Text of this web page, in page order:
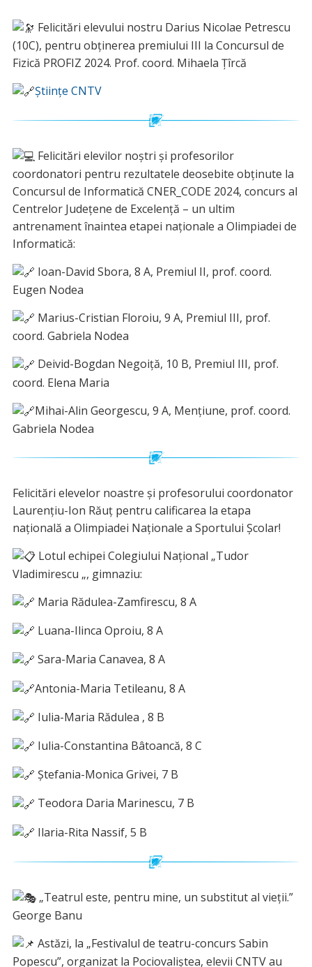
Felicitări elevului nostru Darius Nicolae Petrescu
(10C), pentru obținerea premiului III la Concursul de
Fizică PROFIZ 2024. Prof. coord. Mihaela Țîrcă
Științe CNTV
Felicitări elevilor noștri și profesorilor
coordonatori pentru rezultatele deosebite obținute la
Concursul de Informatică CNER_CODE 2024, concurs al
Centrelor Judeţene de Excelenţă – un ultim
antrenament înaintea etapei naţionale a Olimpiadei de
Informatică:
Ioan-David Sbora, 8 A, Premiul II, prof. coord.
Eugen Nodea
Marius-Cristian Floroiu, 9 A, Premiul III, prof.
coord. Gabriela Nodea
Deivid-Bogdan Negoiță, 10 B, Premiul III, prof.
coord. Elena Maria
Mihai-Alin Georgescu, 9 A, Mențiune, prof. coord.
Gabriela Nodea
Felicitări elevelor noastre și profesorului coordonator
Laurențiu-Ion Răuț pentru calificarea la etapa
națională a Olimpiadei Naționale a Sportului Școlar!
Lotul echipei Colegiului Național „Tudor
Vladimirescu „, gimnaziu:
Maria Rădulea-Zamfirescu, 8 A
Luana-Ilinca Oproiu, 8 A
Sara-Maria Canavea, 8 A
Antonia-Maria Tetileanu, 8 A
Iulia-Maria Rădulea , 8 B
Iulia-Constantina Bâtoancă, 8 C
Ștefania-Monica Grivei, 7 B
Teodora Daria Marinescu, 7 B
Ilaria-Rita Nassif, 5 B
„Teatrul este, pentru mine, un substitut al vieții.”
George Banu
Astăzi, la „Festivalul de teatru-concurs Sabin
Popescu”, organizat la Pociovaliștea, elevii CNTV au